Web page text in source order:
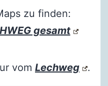
zu finden:
gesamt
vom Lechweg .